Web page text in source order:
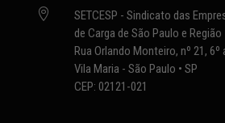

SETCESP - Sindicato das
de Carga de São Paulo e Região
Rua Orlando Monteiro, nº 21, 6º
Vila Maria - São Paulo • SP
CEP: 02121-021